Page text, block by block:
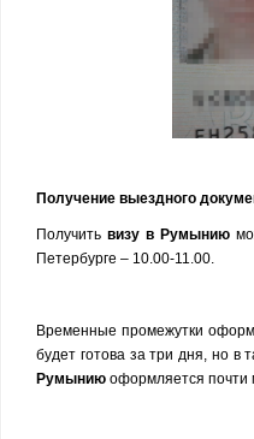
Получение выездного
Получитьвизу в Румынию
Петербурге – 10.00-11.00.
Временные промежутки
будет готова за три дня, но в
Румынию оформляется почти